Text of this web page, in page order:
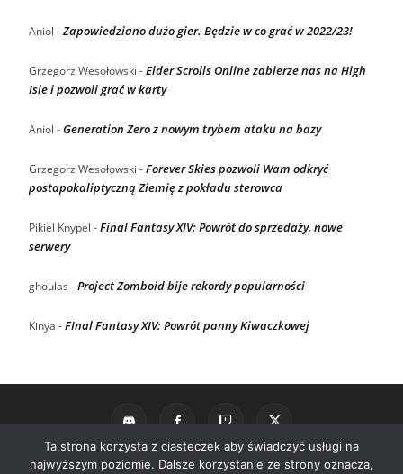
Aniol -Zapowiedziano dużo gier. Będzie w co grać w 2022/23!
Grzegorz Wesołowski -Elder Scrolls Online zabierze nas na High
Isle i pozwoli grać w karty
Aniol -Generation Zero z nowym trybem ataku na bazy
Grzegorz Wesołowski -Forever Skies pozwoli Wam odkryć
postapokaliptyczną Ziemię z pokładu sterowca
Pikiel Knypel -Final Fantasy XIV: Powrót do sprzedaży, nowe
serwery
ghoulas -Project Zomboid bije rekordy popularności
Kinya -FInal Fantasy XIV: Powrót panny Kiwaczkowej
Ta strona korzysta z ciasteczek aby świadczyć usługi na
najwyższym poziomie. Dalsze korzystanie ze strony oznacza,